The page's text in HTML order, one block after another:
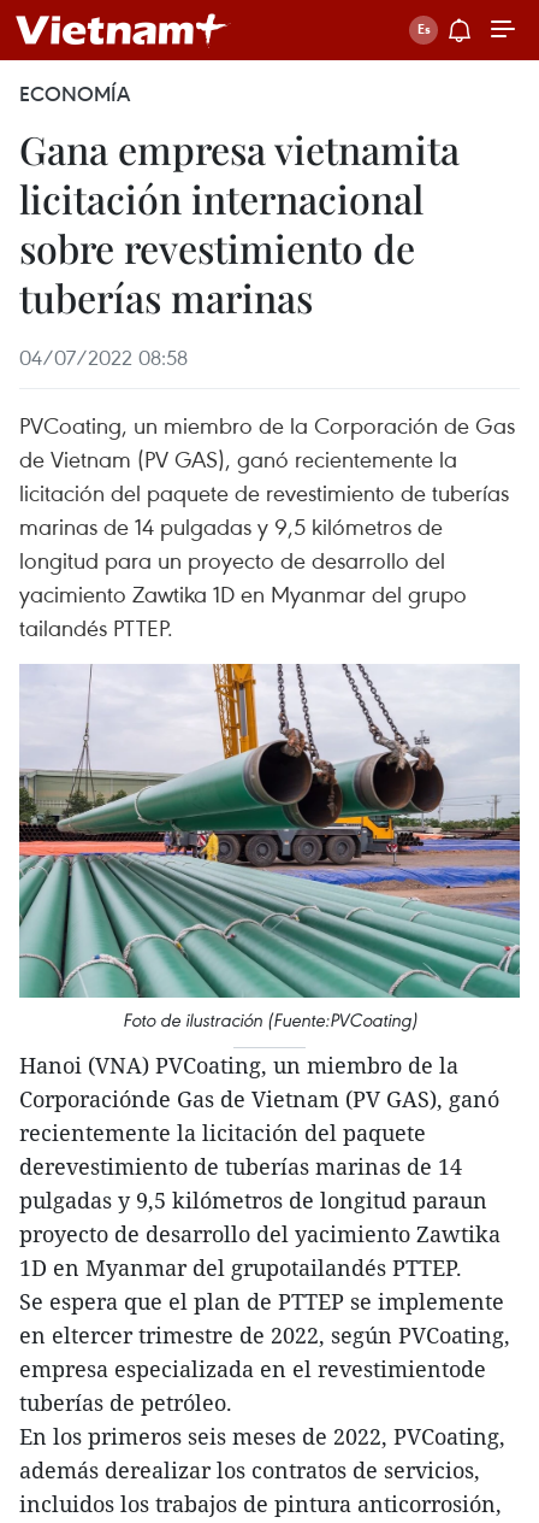
ECONOMÍA
Gana empresa vietnamita
licitación internacional
sobre revestimiento de
tuberías marinas
04/07/2022 08:58
PVCoating, un miembro de la Corporación de Gas
de Vietnam (PV GAS), ganó recientemente la
licitación del paquete de revestimiento de tuberías
marinas de 14 pulgadas y 9,5 kilómetros de
longitud para un proyecto de desarrollo del
yacimiento Zawtika 1D en Myanmar del grupo
tailandés PTTEP.
Foto de ilustración (Fuente:PVCoating)
Hanoi (VNA) PVCoating, un miembro de la
Corporaciónde Gas de Vietnam (PV GAS), ganó
recientemente la licitación del paquete
derevestimiento de tuberías marinas de 14
pulgadas y 9,5 kilómetros de longitud paraun
proyecto de desarrollo del yacimiento Zawtika
1D en Myanmar del grupotailandés PTTEP.
Se espera que el plan de PTTEP se implemente
en eltercer trimestre de 2022, según PVCoating,
empresa especializada en el revestimientode
tuberías de petróleo.
En los primeros seis meses de 2022, PVCoating,
además derealizar los contratos de servicios,
incluidos los trabajos de pintura anticorrosión,